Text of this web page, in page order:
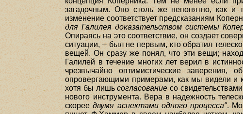
загадочным. Оно столь же непонятно, как и
изменение соответствует предсказаниям
для Галилея доказательством системы
Опираясь на это соответствие, он создает
ситуации, – был не первым, кто обратил
вещей. Он сразу же понял, что эти вещи;
Галилей в течение многих лет верил в
чрезвычайно оптимистические
опровергающими примерами, как мы видели и
хотя бы лишьсогласованиесо
нового инструмента. Вера в надежность
скореедвумя аспектами одного процесса".